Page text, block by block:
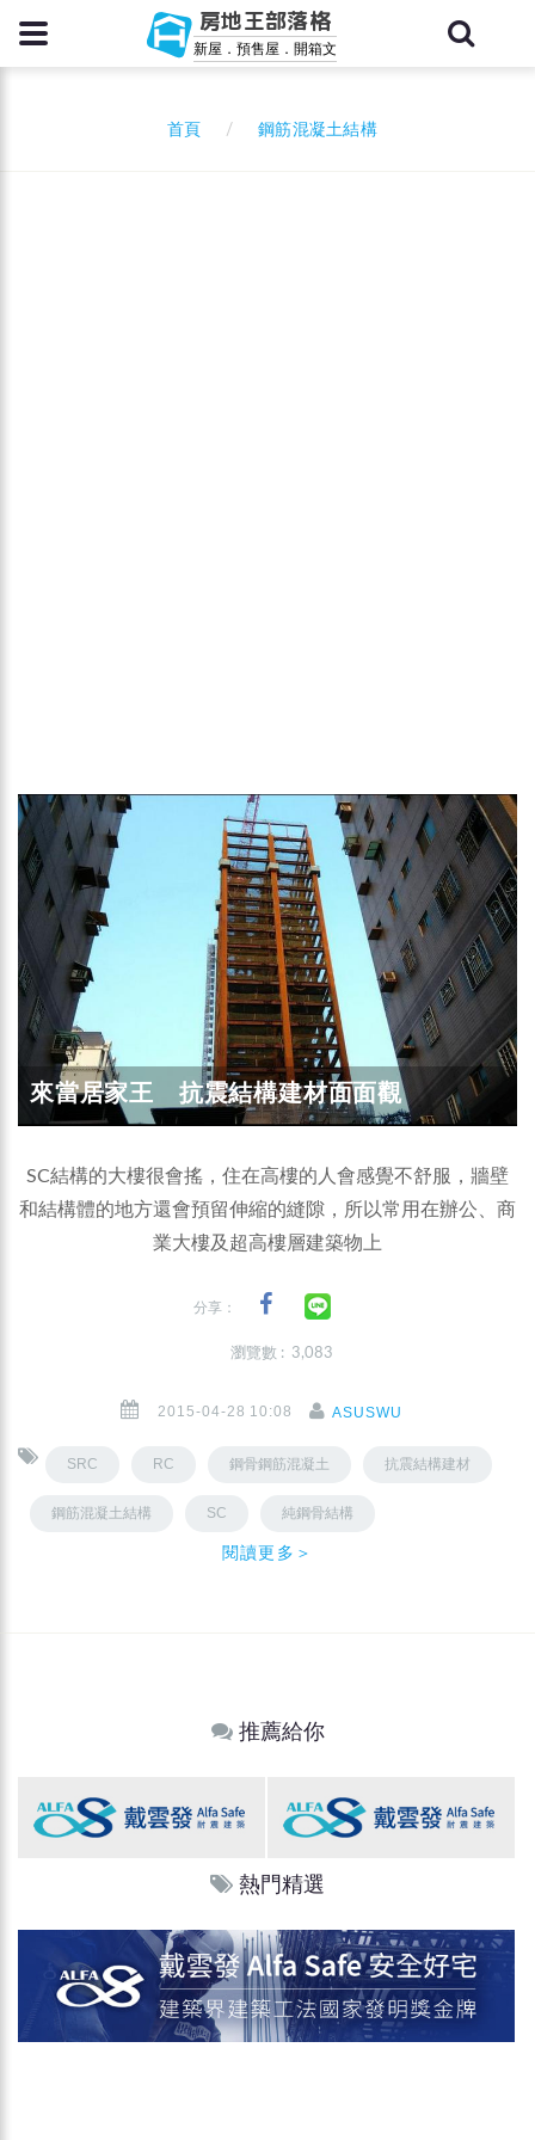
房地王部落格
新屋．預售屋．開箱文
首頁 鋼筋混凝土結構
來當居家王 抗震結構建材面面觀
SC結構的大樓很會搖，住在高樓的人會感覺不舒服，牆壁
和結構體的地方還會預留伸縮的縫隙，所以常用在辦公、商
業大樓及超高樓層建築物上
分享：
瀏覽數 : 3,083
2015-04-28 10:08 ASUSWU
SRC RC 鋼骨鋼筋混凝土 抗震結構建材
鋼筋混凝土結構 SC 純鋼骨結構
閱讀更多＞
推薦給你
熱門精選